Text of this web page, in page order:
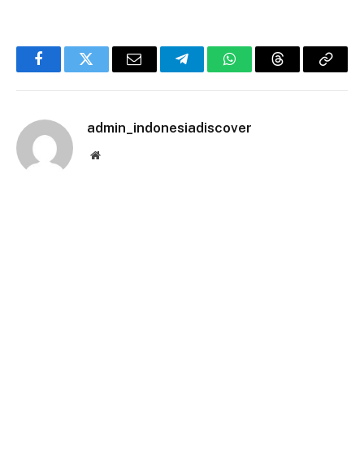
FacebookTwitter Email TelegramWhatsAppThreadsCopy
admin_indonesiadiscover
Website